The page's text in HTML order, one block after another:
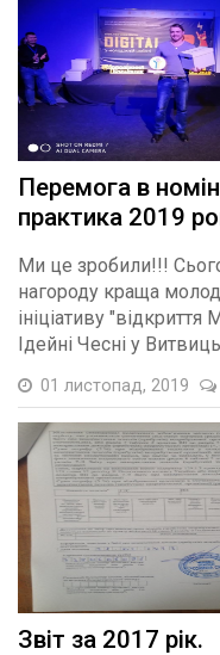
Перемога в
практика 2019
Ми це зробили!!!
нагороду краща
ініціативу
Ідейні Чесні у
01 листопад, 2019
Звіт за 2017 рік.